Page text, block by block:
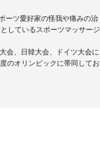
ーツ愛好家の怪我や痛みの治
しているスポーツマッサージ
会、日韓大会、ドイツ大会に
のオリンピックに帯同してお
中の人々の『健康』をあら